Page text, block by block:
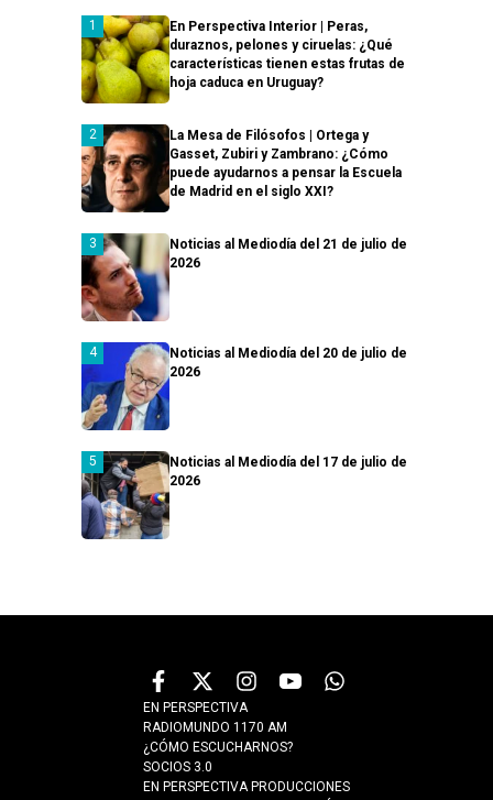
En Perspectiva Interior | Peras,
duraznos, pelones y ciruelas: ¿Qué
características tienen estas frutas de
hoja caduca en Uruguay?
La Mesa de Filósofos | Ortega y
Gasset, Zubiri y Zambrano: ¿Cómo
puede ayudarnos a pensar la Escuela
de Madrid en el siglo XXI?
Noticias al Mediodía del 21 de julio de
2026
Noticias al Mediodía del 20 de julio de
2026
Noticias al Mediodía del 17 de julio de
2026
EN PERSPECTIVA
RADIOMUNDO 1170 AM
¿CÓMO ESCUCHARNOS?
SOCIOS 3.0
EN PERSPECTIVA PRODUCCIONES